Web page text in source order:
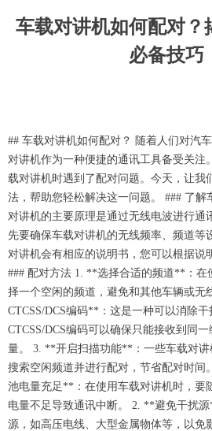
车载对讲机如何配对？
必备技巧
## 车载对讲机如何配对？ 随着人们对汽
对讲机作为一种便捷的通讯工具备受关注
载对讲机时遇到了配对问题。今天，让我
法，帮助您轻松解决这一问题。 ### 了
对讲机的主要原理是通过无线电波进行通
先要确保车载对讲机的无线频率、频道等
对讲机会有相应的说明书，您可以根据说
### 配对方法 1. **选择合适的频道**：在
择一个空闲的频道，避免和其他车辆或无
CTCSS/DCS编码**：这是一种可以消除
CTCSS/DCS编码可以确保只能接收到同
量。 3. **开启扫描功能**：一些车载对
搜索空闲频道并进行配对，节省配对时间
池电量充足**：在使用车载对讲机时，要
电量不足导致通讯中断。 2. **避免干扰
源，如高压电线、大型金属物体等，以免